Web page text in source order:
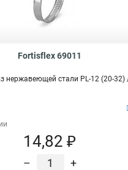
Fortisflex 69011
нержавеющей стали PL-12 (20-32)
14,82 ₽
– +